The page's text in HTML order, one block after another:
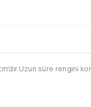
süre rengini